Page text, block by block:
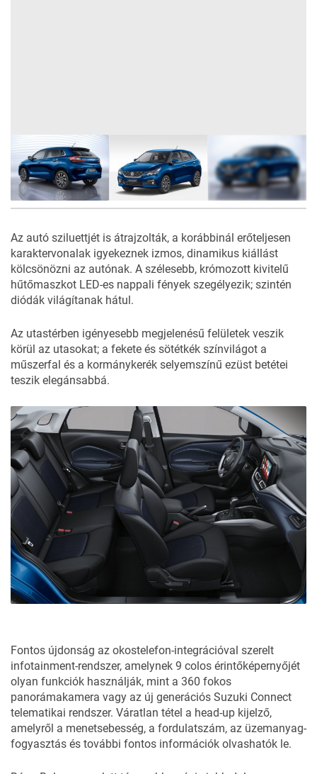
Az autó sziluettjét is átrajzolták, a korábbinál erőteljesen
karaktervonalak igyekeznek izmos, dinamikus kiállást
kölcsönözni az autónak. A szélesebb, krómozott kivitelű
hűtőmaszkot LED-es nappali fények szegélyezik; szintén
diódák világítanak hátul.
Az utastérben igényesebb megjelenésű felületek veszik
körül az utasokat; a fekete és sötétkék színvilágot a
műszerfal és a kormánykerék selyemszínű ezüst betétei
teszik elegánsabbá.
Fontos újdonság az okostelefon-integrációval szerelt
infotainment-rendszer, amelynek 9 colos érintőképernyőjét
olyan funkciók használják, mint a 360 fokos
panorámakamera vagy az új generációs Suzuki Connect
telematikai rendszer. Váratlan tétel a head-up kijelző,
amelyről a menetsebesség, a fordulatszám, az üzemanyag-
fogyasztás és további fontos információk olvashatók le.